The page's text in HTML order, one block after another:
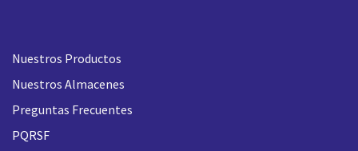
Nuestros Productos
Nuestros Almacenes
Preguntas Frecuentes
PQRSF